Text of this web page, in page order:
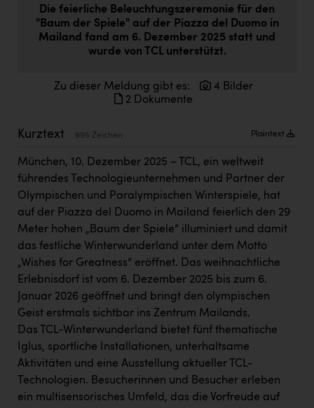
Doppler Gruppe
ERLUS AG
Firmenradl
HIG Infomotion Group
IFE Austria GmbH
Immotech
INTERSPAR
INTERSPORT Austria
Jesolo
Jane Goodall Institute Austria
Kärcher
Karin Liedl
KEBA
KIWI Kinderwunsch Institut Dr. Loimer
Die feierliche Beleuchtungszeremonie für den
"Baum der Spiele" auf der Piazza del Duomo in
Mailand fand am 6. Dezember 2025 statt und
wurde von TCL unterstützt.
Zu dieser Meldung gibt es:
4 Bilder
2 Dokumente
Kurztext 995 Zeichen Plaintext
München, 10. Dezember 2025 – TCL, ein weltweit
führendes Technologieunternehmen und Partner der
Olympischen und Paralympischen Winterspiele, hat
auf der Piazza del Duomo in Mailand feierlich den 29
Meter hohen „Baum der Spiele“ illuminiert und damit
das festliche Winterwunderland unter dem Motto
„Wishes for Greatness“ eröffnet. Das weihnachtliche
Erlebnisdorf ist vom 6. Dezember 2025 bis zum 6.
Januar 2026 geöffnet und bringt den olympischen
Geist erstmals sichtbar ins Zentrum Mailands.
Das TCL-Winterwunderland bietet fünf thematische
Iglus, sportliche Installationen, unterhaltsame
Aktivitäten und eine Ausstellung aktueller TCL-
Technologien. Besucherinnen und Besucher erleben
ein multisensorisches Umfeld, das die Vorfreude auf